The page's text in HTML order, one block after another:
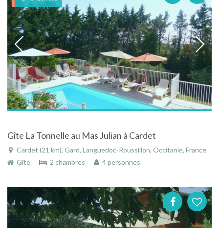
Gîte La Tonnelle au Mas Julian à Cardet
Cardet (21 km), Gard, Languedoc-Roussillon, Occitanie, France
Gîte
2 chambres 4 personnes